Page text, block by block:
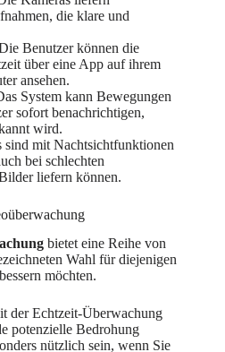
die klare und
Benutzer können die
über eine App auf ihrem
ansehen.
System kann Bewegungen
sofort benachrichtigen,
wird.
sind mit Nachtsichtfunktionen
bei schlechten
liefern können.
bietet eine Reihe von
Wahl für diejenigen
möchten.
der Echtzeit-Überwachung
potenzielle Bedrohung
nützlich sein, wenn Sie